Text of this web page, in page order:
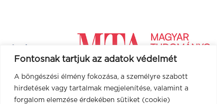
Fontosnak tartjuk az adatok védelmét
A böngészési élmény fokozása, a személyre szabott
hirdetések vagy tartalmak megjelenítése, valamint a
forgalom elemzése érdekében sütiket (cookie)